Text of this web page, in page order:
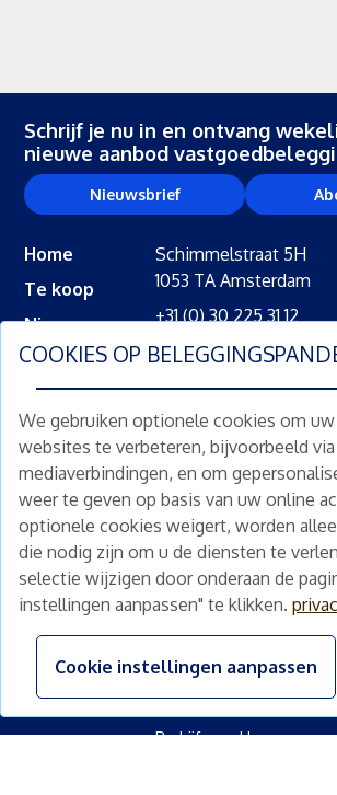
COOKIES OP
We gebruiken optionele cookies om
websites te verbeteren, bijvoorbeeld
mediaverbindingen, en om
weer te geven op basis van uw online
optionele cookies weigert, worden
die nodig zijn om u de diensten te
selectie wijzigen door onderaan de
instellingen aanpassen" te klikken.
Cookie instellingen aanpassen
Schrijf je nu in en ontvang
nieuwe aanbod
Nieuwsbrief
Home
Te koop
Nieuws
Diensten
Partners
Contact
Schimmelstraat 5H
1053 TA Amsterdam
+31 (0) 30 225 31 12
Snelkoppelingen
Populaire steden
Beleggingspand kopen
Beleggingspand kopen
Beleggingspand kopen
Soort vastgoed
Bedrijfspand kopen